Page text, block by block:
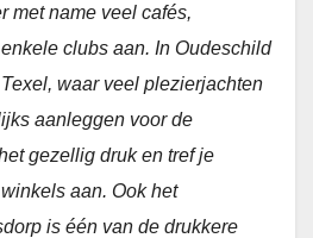
met name veel cafés,
clubs aan. In Oudeschild
waar veel plezierjachten
aanleggen voor de
gezellig druk en tref je
aan. Ook het
is één van de drukkere